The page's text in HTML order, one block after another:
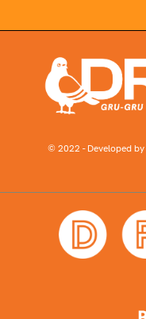
© 2022 - Developed by